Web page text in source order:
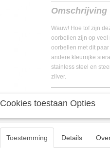
EAN code
Omschrijving
Wauw! Hoe tof zijn
oorbellen zijn op veel
oorbellen met dit
andere kleurrijke
stainless steel en
zilver.
Cookies toestaan Opties
Toestemming Details